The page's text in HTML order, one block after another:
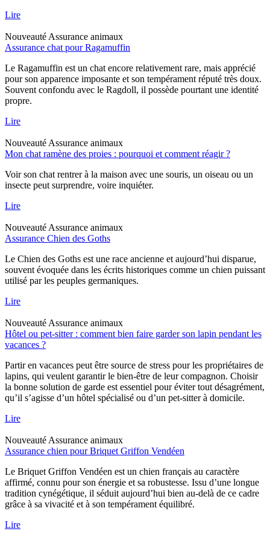
Lire
Nouveauté Assurance animaux
Assurance chat pour Ragamuffin
Le Ragamuffin est un chat encore relativement rare, mais apprécié
pour son apparence imposante et son tempérament réputé très doux.
Souvent confondu avec le Ragdoll, il possède pourtant une identité
propre.
Lire
Nouveauté Assurance animaux
Mon chat ramène des proies : pourquoi et comment réagir ?
Voir son chat rentrer à la maison avec une souris, un oiseau ou un
insecte peut surprendre, voire inquiéter.
Lire
Nouveauté Assurance animaux
Assurance Chien des Goths
Le Chien des Goths est une race ancienne et aujourd’hui disparue,
souvent évoquée dans les écrits historiques comme un chien puissant
utilisé par les peuples germaniques.
Lire
Nouveauté Assurance animaux
Hôtel ou pet-sitter : comment bien faire garder son lapin pendant les
vacances ?
Partir en vacances peut être source de stress pour les propriétaires de
lapins, qui veulent garantir le bien-être de leur compagnon. Choisir
la bonne solution de garde est essentiel pour éviter tout désagrément,
qu’il s’agisse d’un hôtel spécialisé ou d’un pet-sitter à domicile.
Lire
Nouveauté Assurance animaux
Assurance chien pour Briquet Griffon Vendéen
Le Briquet Griffon Vendéen est un chien français au caractère
affirmé, connu pour son énergie et sa robustesse. Issu d’une longue
tradition cynégétique, il séduit aujourd’hui bien au-delà de ce cadre
grâce à sa vivacité et à son tempérament équilibré.
Lire